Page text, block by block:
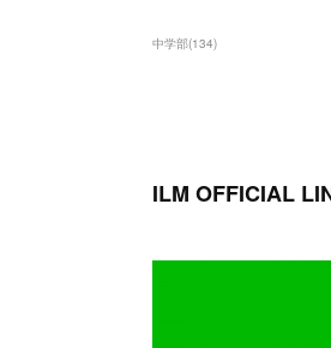
中学部(134)
ILM OFFICIAL